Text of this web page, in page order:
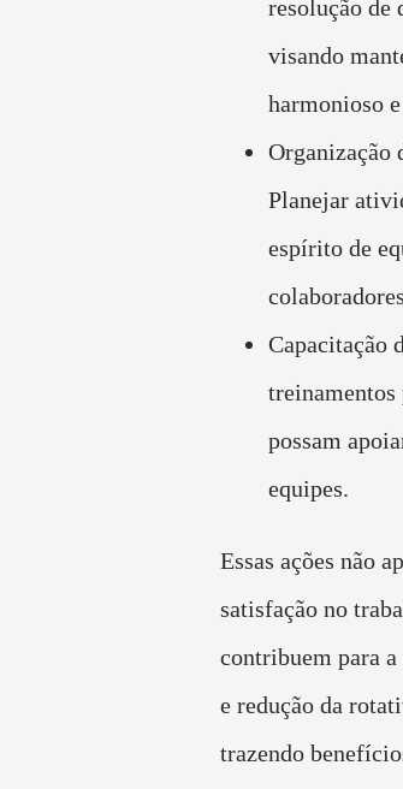
resolução de
visando
harmonioso
Organização
Planejar
espírito de
Capacitação
treinamentos
possam
equipes.
Essas ações não
satisfação no
contribuem para
e redução da
trazendo